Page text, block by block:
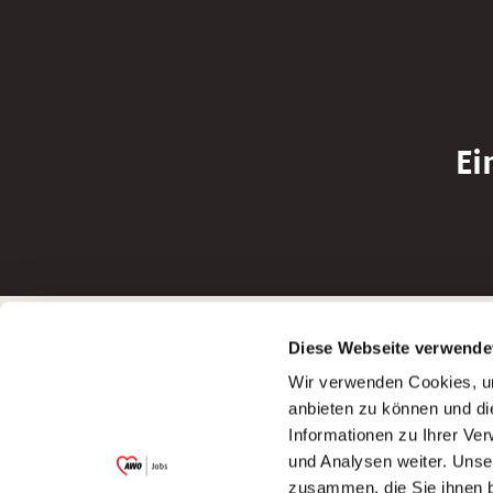
Diese Webseite
Wir verwenden Cookies,
anbieten zu können und
Informationen zu Ihrer
und Analysen weiter.
zusammen, die Sie ihnen
Garitz Bewirtschaftungsbetriebe GmbH
(Ein Tochterunternehmen des AWO
Bezirksverbandes Unterfranken e.V.)